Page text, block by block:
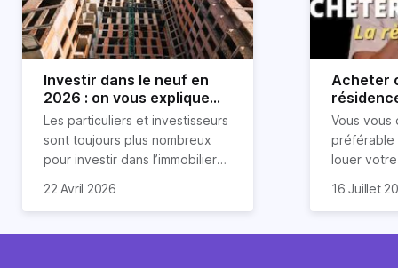
Investir dans le neuf en
2026 : on vous explique
tout !
Les particuliers et investisseurs
sont toujours plus nombreux
pour investir dans l’immobilier
nombreux avantages à choisir
expliquons tout dans cet
22 Avril 2026
Acheter
règle
révélée
Vous vous
préférable
louer
expert en
règle
l'argent
16 Juillet